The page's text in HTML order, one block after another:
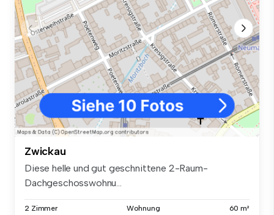
Zwickau
Diese helle und gut geschnittene 2-Raum-
Dachgeschosswohnu...
2 Zimmer Wohnung 60 m²